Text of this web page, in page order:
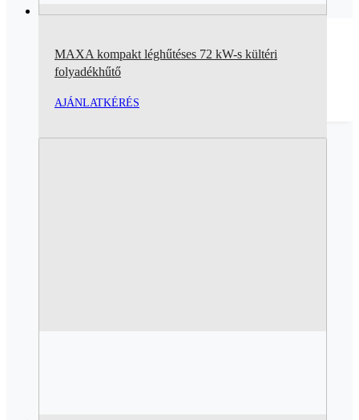
MAXA kompakt léghűtéses 72 kW-s kültéri
folyadékhűtő
AJÁNLATKÉRÉS